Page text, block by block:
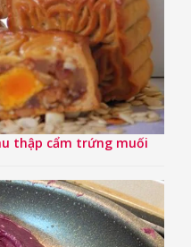
thập cẩm trứng muối